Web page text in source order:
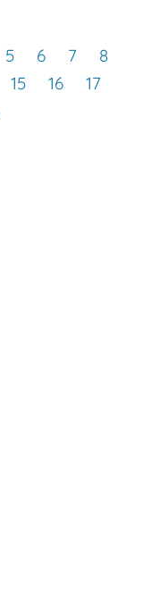
5 6 7
8
15 16
17